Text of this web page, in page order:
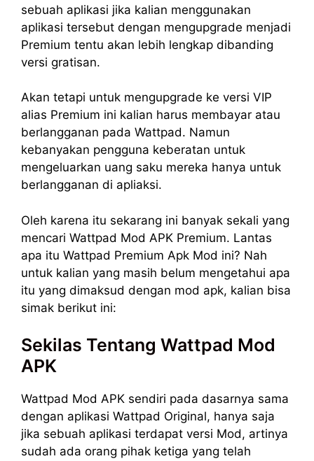
sebuah aplikasi jika kalian menggunakan
aplikasi tersebut dengan mengupgrade menjadi
Premium tentu akan lebih lengkap dibanding
versi gratisan.
Akan tetapi untuk mengupgrade ke versi VIP
alias Premium ini kalian harus membayar atau
berlangganan pada Wattpad. Namun
kebanyakan pengguna keberatan untuk
mengeluarkan uang saku mereka hanya untuk
berlangganan di apliaksi.
Oleh karena itu sekarang ini banyak sekali yang
mencari Wattpad Mod APK Premium. Lantas
apa itu Wattpad Premium Apk Mod ini? Nah
untuk kalian yang masih belum mengetahui apa
itu yang dimaksud dengan mod apk, kalian bisa
simak berikut ini:
Sekilas Tentang Wattpad Mod
APK
Wattpad Mod APK sendiri pada dasarnya sama
dengan aplikasi Wattpad Original, hanya saja
jika sebuah aplikasi terdapat versi Mod, artinya
sudah ada orang pihak ketiga yang telah